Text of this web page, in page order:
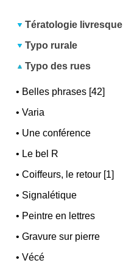
Tératologie livresque
Typo rurale
Typo des rues
• Belles phrases [42]
•Varia
• Une conférence
• Le bel R
•Coiffeurs, le retour [1]
• Signalétique
• Peintre en lettres
•Gravure sur pierre
•Vécé